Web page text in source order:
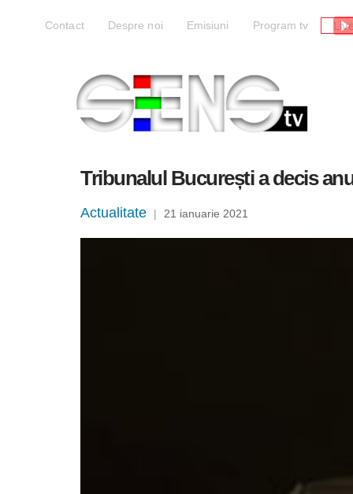
Contact Despre noi Emisiuni Program tv Live
Tribunalul București a decis
Actualitate | 21 ianuarie 2021